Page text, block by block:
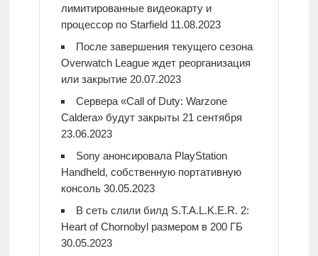
лимитированные видеокарту и
процессор по Starfield 11.08.2023
После завершения текущего сезона
Overwatch League ждет реорганизация
или закрытие 20.07.2023
Сервера «Call of Duty: Warzone
Caldera» будут закрыты 21 сентября
23.06.2023
Sony анонсировала PlayStation
Handheld, собственную портативную
консоль 30.05.2023
В сеть слили билд S.T.A.L.K.E.R. 2:
Heart of Chornobyl размером в 200 ГБ
30.05.2023